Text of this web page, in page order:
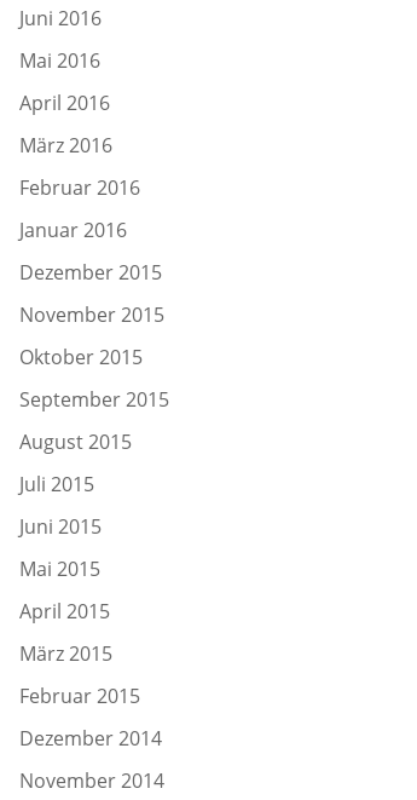
Juni 2016
Mai 2016
April 2016
März 2016
Februar 2016
Januar 2016
Dezember 2015
November 2015
Oktober 2015
September 2015
August 2015
Juli 2015
Juni 2015
Mai 2015
April 2015
März 2015
Februar 2015
Dezember 2014
November 2014